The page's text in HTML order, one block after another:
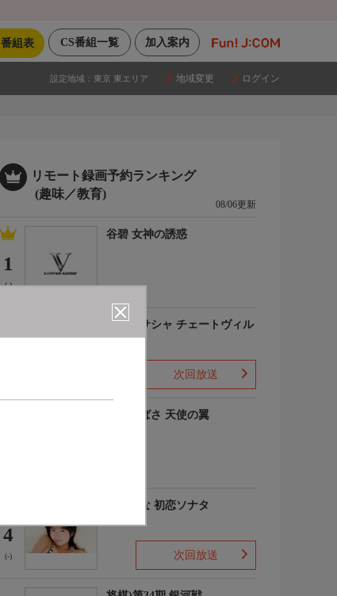
加入案内
CS番組一覧
番組表
設定地域： 東京 東エリア 地域変更 ログイン
リモート録画予約ランキング
(趣味／教育)
08/06更新
1
(-)
谷碧 女神の誘惑
百合川サシャ チェートヴィル
次回放送
羽川つばさ 天使の翼
4
(-)
秋田そな 初恋ソナタ
次回放送